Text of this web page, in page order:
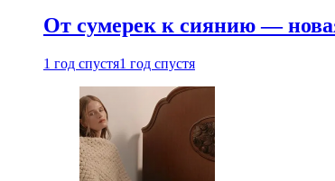
От сумерек к сиянию —
1 год спустя1 год спустя